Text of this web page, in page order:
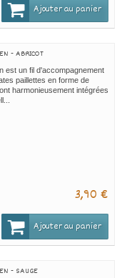
Ajouter au panier
- ABRICOT
est un fil d'accompagnement
paillettes en forme de
harmonieusement intégrées
3,90 €
Ajouter au panier
- SAUGE